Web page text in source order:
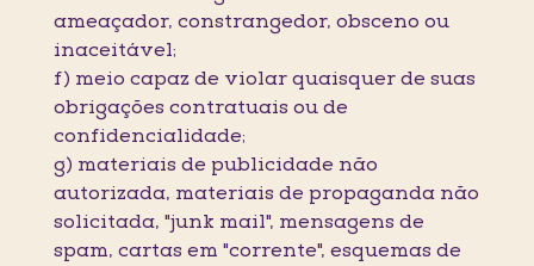
ameaçador, constrangedor, obsceno ou
inaceitável;
f) meio capaz de violar quaisquer de suas
obrigações contratuais ou de
confidencialidade;
g) materiais de publicidade não
autorizada, materiais de propaganda não
solicitada, "junk mail", mensagens de
spam, cartas em "corrente", esquemas de